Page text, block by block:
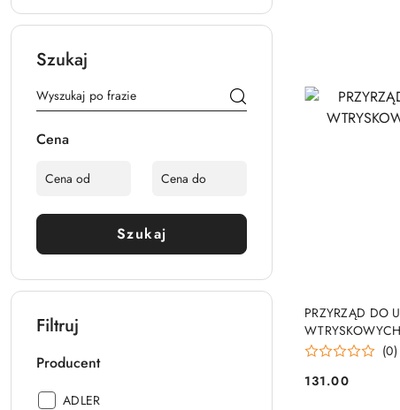
Szukaj
Cena
Szukaj
Filtruj
Producent
Producent:
ADLER
PRZYRZĄD DO
(0)
Cena:
131.00